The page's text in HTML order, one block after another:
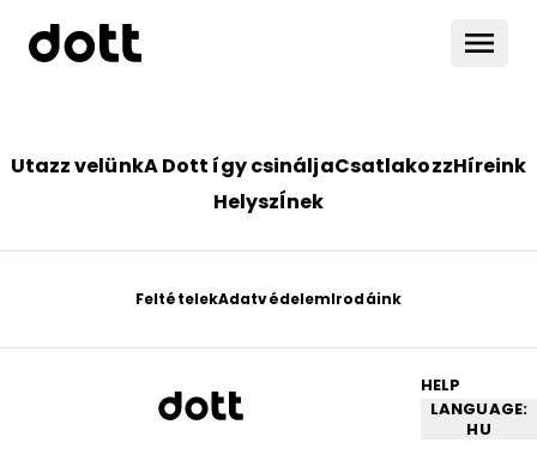
Utazz velünkA Dott így csináljaCsatlakozzHíreink
HelyszÍnek
FeltételekAdatvédelemIrodáink
HELP
LANGUAGE:
HU